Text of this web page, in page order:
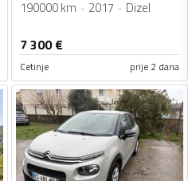
190000 km 2017 Dizel
7 300€
Cetinje prije 2 dana